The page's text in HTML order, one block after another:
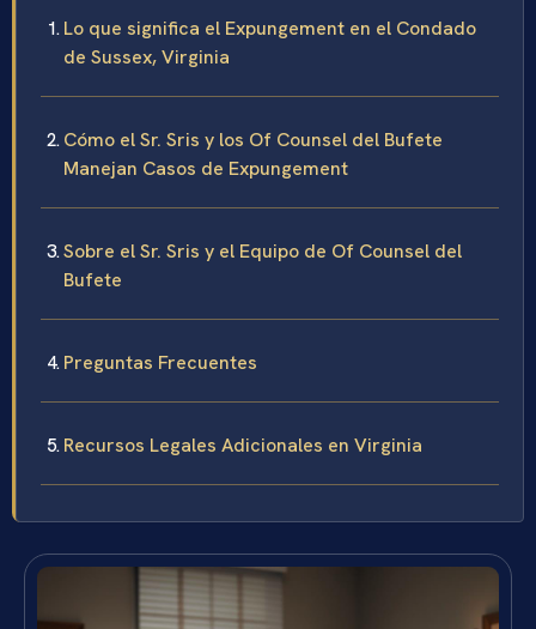
Lo que significa el Expungement en el Condado
de Sussex, Virginia
Cómo el Sr. Sris y los Of Counsel del Bufete
Manejan Casos de Expungement
Sobre el Sr. Sris y el Equipo de Of Counsel del
Bufete
Preguntas Frecuentes
Recursos Legales Adicionales en Virginia